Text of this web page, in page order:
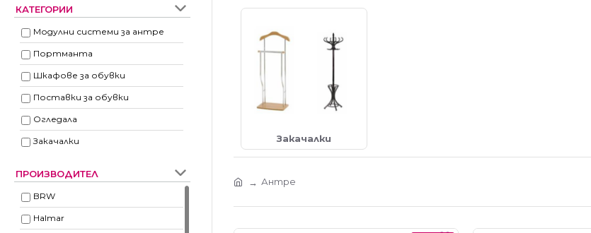
КАТЕГОРИИ
Модулни системи за антре
Портманта
Шкафове за обувки
Поставки за обувки
Огледала
Закачалки
ПРОИЗВОДИТЕЛ
BRW
Halmar
Закачалки
Антре